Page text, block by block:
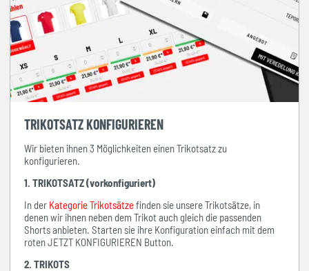
TRIKOTSATZ KONFIGURIEREN
Wir bieten ihnen 3 Möglichkeiten einen Trikotsatz zu
konfigurieren.
1. TRIKOTSATZ (vorkonfiguriert)
In der Kategorie Trikotsätzefinden sie unsere Trikotsätze, in
denen wir ihnen neben dem Trikot auch gleich die passenden
Shorts anbieten. Starten sie ihre Konfiguration einfach mit dem
roten JETZT KONFIGURIEREN Button.
2. TRIKOTS